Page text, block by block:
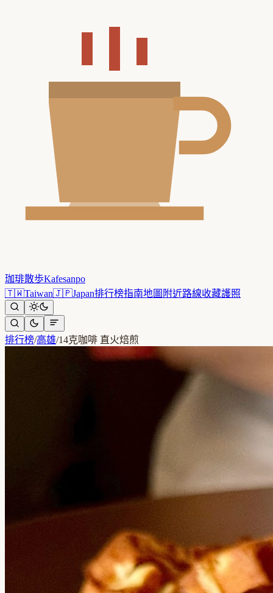
珈琲散歩Kafesanpo
🇹🇼Taiwan🇯🇵Japan排行榜指南地圖 附近路線收藏護照
排行榜/高雄/14克咖啡 直火焙煎